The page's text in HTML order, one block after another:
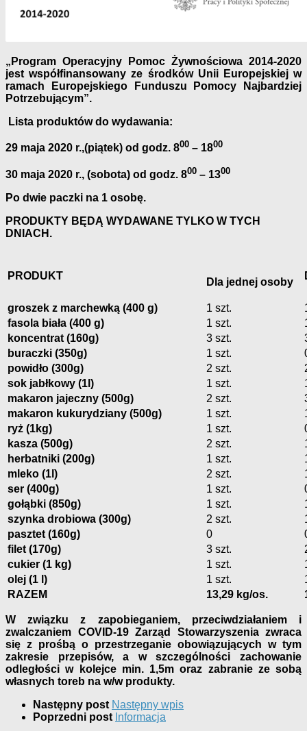
„Program Operacyjny Pomoc Żywnościowa 2014-2020
jest współfinansowany ze środków Unii Europejskiej w
ramach Europejskiego Funduszu Pomocy Najbardziej
Potrzebującym”.
Lista produktów do wydawania:
29 maja 2020 r.,(piątek) od godz. 800 – 1800
30 maja 2020 r., (sobota) od godz. 800 – 1300
Po dwie paczki na 1 osobę.
PRODUKTY BĘDĄ WYDAWANE TYLKO W TYCH
DNIACH.
PRODUKT
Dla jednej osoby
groszek z marchewką (400 g) 1 szt.
fasola biała (400 g)
1 szt.
koncentrat (160g)
3 szt.
buraczki (350g)
1 szt.
powidło (300g)
2 szt.
sok jabłkowy (1l)
1 szt.
makaron jajeczny (500g)
2 szt.
makaron kukurydziany (500g)
1 szt.
ryż (1kg)
1 szt.
kasza (500g)
2 szt.
herbatniki (200g)
1 szt.
mleko (1l)
2 szt.
ser (400g)
1 szt.
gołąbki (850g)
1 szt.
szynka drobiowa (300g)
2 szt.
pasztet (160g)
0
filet (170g)
3 szt.
cukier (1 kg)
1 szt.
olej (1 l)
1 szt.
RAZEM
13,29 kg/os.
W związkuz zapobieganiem, przeciwdziałaniem i
zwalczaniem COVID-19 Zarząd Stowarzyszenia zwraca
się z prośbą o przestrzeganie obowiązujących w tym
zakresie przepisów, a w szczególności zachowanie
odległości w kolejce min. 1,5m oraz zabranie ze sobą
własnych toreb na w/w produkty.
Następny post Następny wpis
Poprzedni post Informacja